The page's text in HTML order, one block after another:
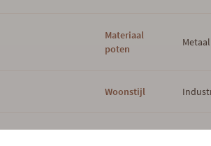
Materiaal
poten
Metaal
Woonstijl